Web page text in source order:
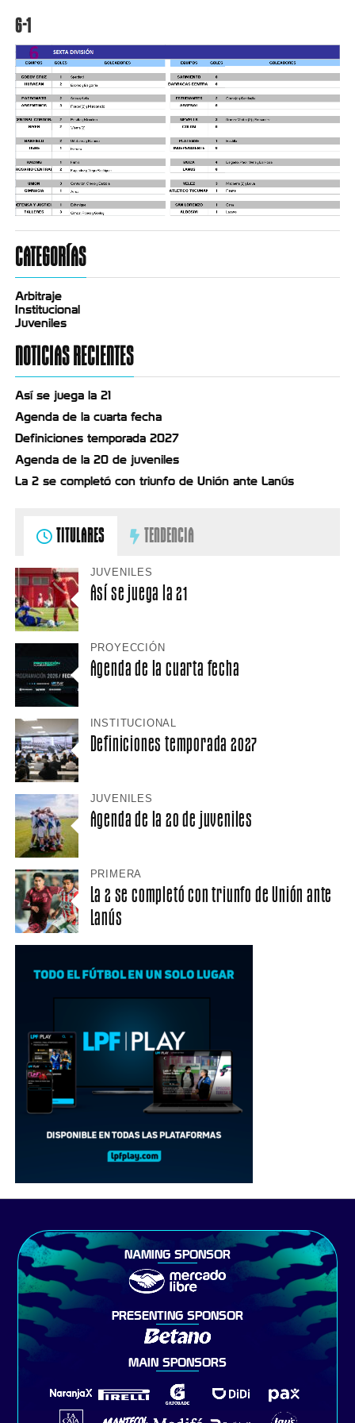
6-1
CATEGORÍAS
Arbitraje
Institucional
Juveniles
NOTICIAS RECIENTES
Así se juega la 21
Agenda de la cuarta fecha
Definiciones temporada 2027
Agenda de la 20 de juveniles
La 2 se completó con triunfo de Unión ante Lanús
TITULARES TENDENCIA
JUVENILES
Así se juega la 21
PROYECCIÓN
Agenda de la cuarta fecha
INSTITUCIONAL
Definiciones temporada 2027
JUVENILES
Agenda de la 20 de juveniles
PRIMERA
La 2 se completó con triunfo de Unión ante
Lanús
NAMING SPONSOR
PRESENTING SPONSOR
MAIN SPONSORS